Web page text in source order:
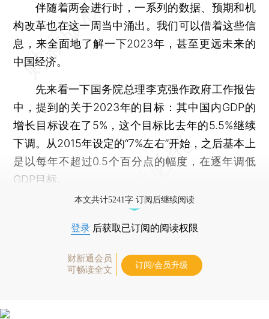
伴随着两会进行时，一系列的数据、预期和机
构改革也在这一周当中涌出。我们可以借着这些信
息，来全面地了解一下2023年，甚至更远未来的
中国经济。
先来看一下国务院总理李克强作政府工作报告
中，提到的关于2023年的目标：其中国内GDP的
增长目标设在了5%，这个目标比去年的5.5%继续
下调。从2015年设定的“7%左右”开始，之后基本上
是以每年不超过0.5个百分点的幅度，在逐年调低
GDP目标。
本文共计5241字 订阅后继续阅读
登录 后获取已订阅的阅读权限
财新通会员
可畅读全文
订阅/会员升级